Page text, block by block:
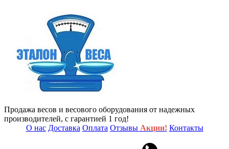
Продажа весов и весового оборудования от надежных
производителей, с гарантией 1 год!
О нас Доставка Оплата Отзывы Акции! Контакты